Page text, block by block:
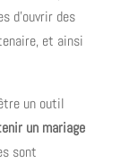
d’ouvrir des
et ainsi
un outil
un mariage
sont